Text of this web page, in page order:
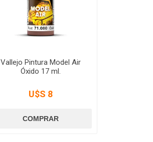
Vallejo Pintura Model Air
Óxido 17 ml.
U$S 8